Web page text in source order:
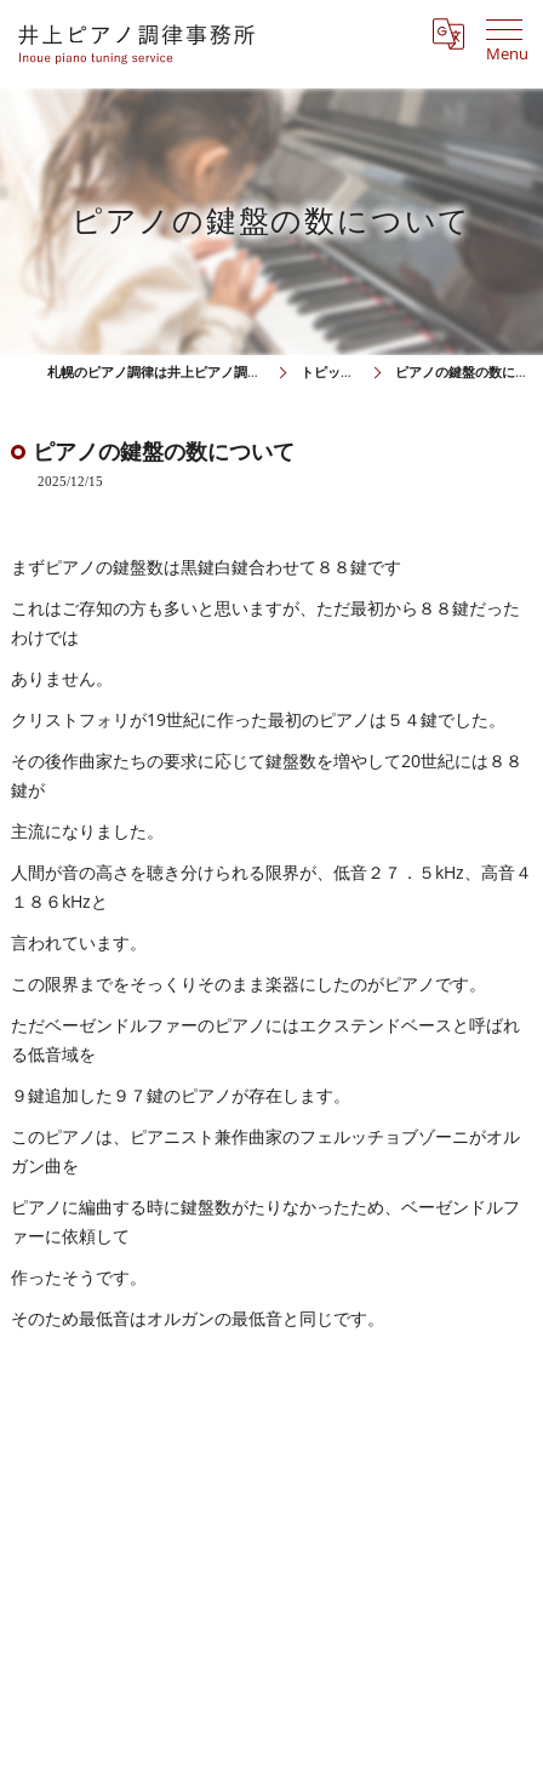
Menu
ピアノの鍵盤の数について
札幌のピアノ調律は井上ピアノ調律事務所 トピックス ピアノの鍵盤の数について
ピアノの鍵盤の数について
2025/12/15
まずピアノの鍵盤数は黒鍵白鍵合わせて８８鍵です
これはご存知の方も多いと思いますが、ただ最初から８８鍵だった
わけでは
ありません。
クリストフォリが19世紀に作った最初のピアノは５４鍵でした。
その後作曲家たちの要求に応じて鍵盤数を増やして20世紀には８８
鍵が
主流になりました。
人間が音の高さを聴き分けられる限界が、低音２７．５kHz、高音４
１８６kHzと
言われています。
この限界までをそっくりそのまま楽器にしたのがピアノです。
ただベーゼンドルファーのピアノにはエクステンドベースと呼ばれ
る低音域を
９鍵追加した９７鍵のピアノが存在します。
このピアノは、ピアニスト兼作曲家のフェルッチョブゾーニがオル
ガン曲を
ピアノに編曲する時に鍵盤数がたりなかったため、ベーゼンドルフ
ァーに依頼して
作ったそうです。
そのため最低音はオルガンの最低音と同じです。